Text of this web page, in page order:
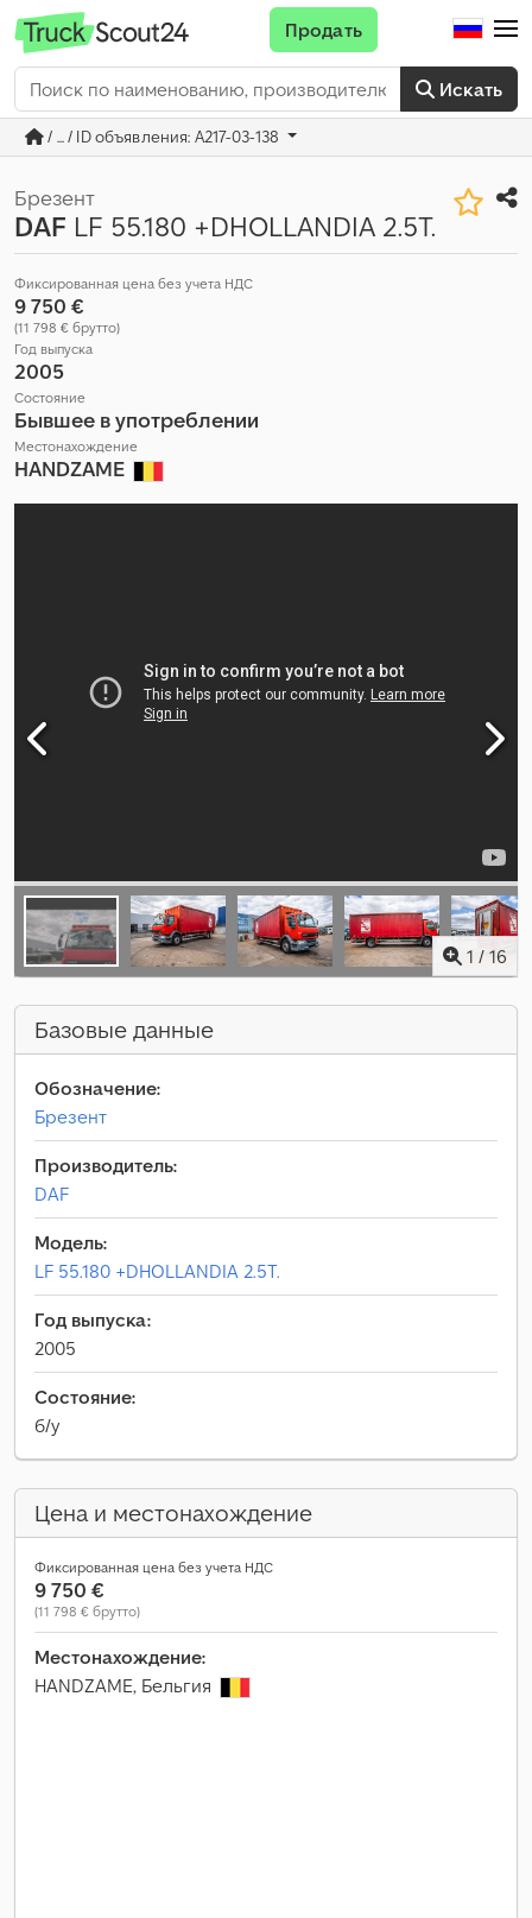
Искать
Продать
/ ... / ID объявления: A217-03-138
Брезент
DAF LF 55.180 +DHOLLANDIA 2.5T.
Фиксированная цена без учета НДС
9 750 €
(11 798 € брутто)
Год выпуска
2005
Состояние
Бывшее в употреблении
Местонахождение
HANDZAME
1 / 16
Базовые данные
Обозначение:
Брезент
Производитель:
DAF
Модель:
LF 55.180 +DHOLLANDIA 2.5T.
Год выпуска:
2005
Состояние:
б/у
Цена и местонахождение
Фиксированная цена без учета НДС
9 750 €
(11 798 € брутто)
Местонахождение:
HANDZAME, Бельгия